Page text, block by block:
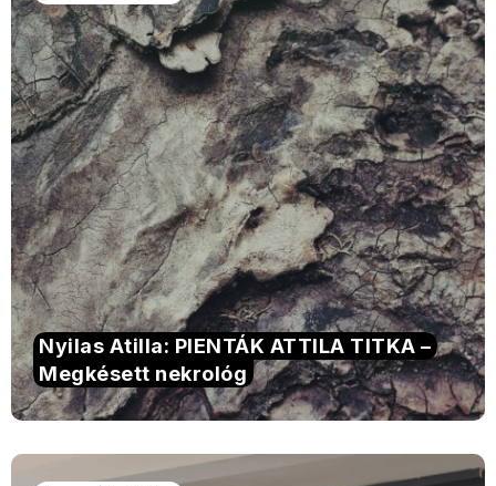
Nyilas Atilla: PIENTÁK ATTILA TITKA –
Megkésett nekrológ